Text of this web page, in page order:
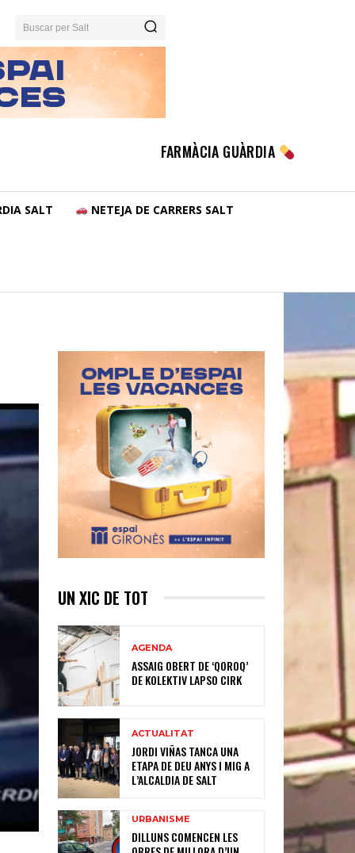
Buscar per Salt
FARMÀCIA GUÀRDIA
SALT NETEJA DE CARRERS SALT
UN XIC DE TOT
AGENDA
ASSAIG OBERT DE ‘QOROQ’
DE KOLEKTIV LAPSO CIRK
ACTUALITAT
JORDI VIÑAS TANCA UNA
ETAPA DE DEU ANYS I MIG A
L’ALCALDIA DE SALT
URBANISME
DILLUNS COMENCEN LES